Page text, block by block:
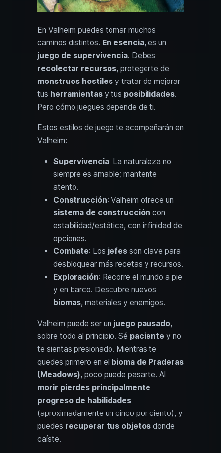
En Valheim puedes tomar muchos
caminos distintos. En esencia, es un
juego de supervivencia. Debes
recolectar recursos, protegerte de
monstruos hostiles y tratar de mejorar
tus herramientas y tus posibilidades.
Pero cómo juegues depende de ti.
Estos estilos de juego te acompañarán en
Valheim:
Supervivencia: La naturaleza no
siempre es amable; mantente
atento.
Construcción: Valheim ofrece un
sistema de construcción con
estabilidad/estática, con infinidad de
opciones.
Combate: Los jefes son clave para
desbloquear más recetas y recursos.
Exploración: Recorre el mundo a pie
y en barco. Descubre nuevos
biomas, materiales y enemigos.
Valheim puede ser un juego pausado,
sobre todo al principio. Sé paciente y no
te sientas presionado. Mientras te
quedes primero en el bioma de Praderas
(Meadows), poco puede pasarte. Al
morir pierdes principalmente
progreso de habilidades
(aproximadamente un cinco por ciento), y
puedes recuperar tus objetos donde
caíste.